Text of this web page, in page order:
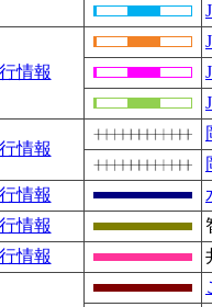
情報
情報
情報
情報
情報